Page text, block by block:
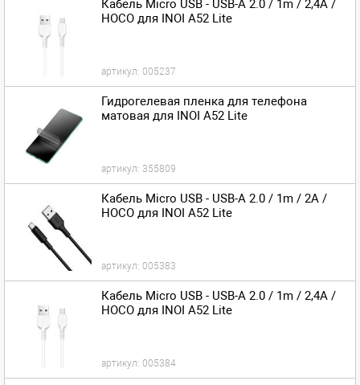
Кабель Micro USB - USB-A 2.0 / 1m / 2,4A /
HOCO для INOI A52 Lite
артикул: 005237
Гидрогелевая пленка для телефона
матовая для INOI A52 Lite
артикул: 355809
Кабель Micro USB - USB-A 2.0 / 1m / 2A /
HOCO для INOI A52 Lite
артикул: 005383
Кабель Micro USB - USB-A 2.0 / 1m / 2,4A /
HOCO для INOI A52 Lite
артикул: 005384